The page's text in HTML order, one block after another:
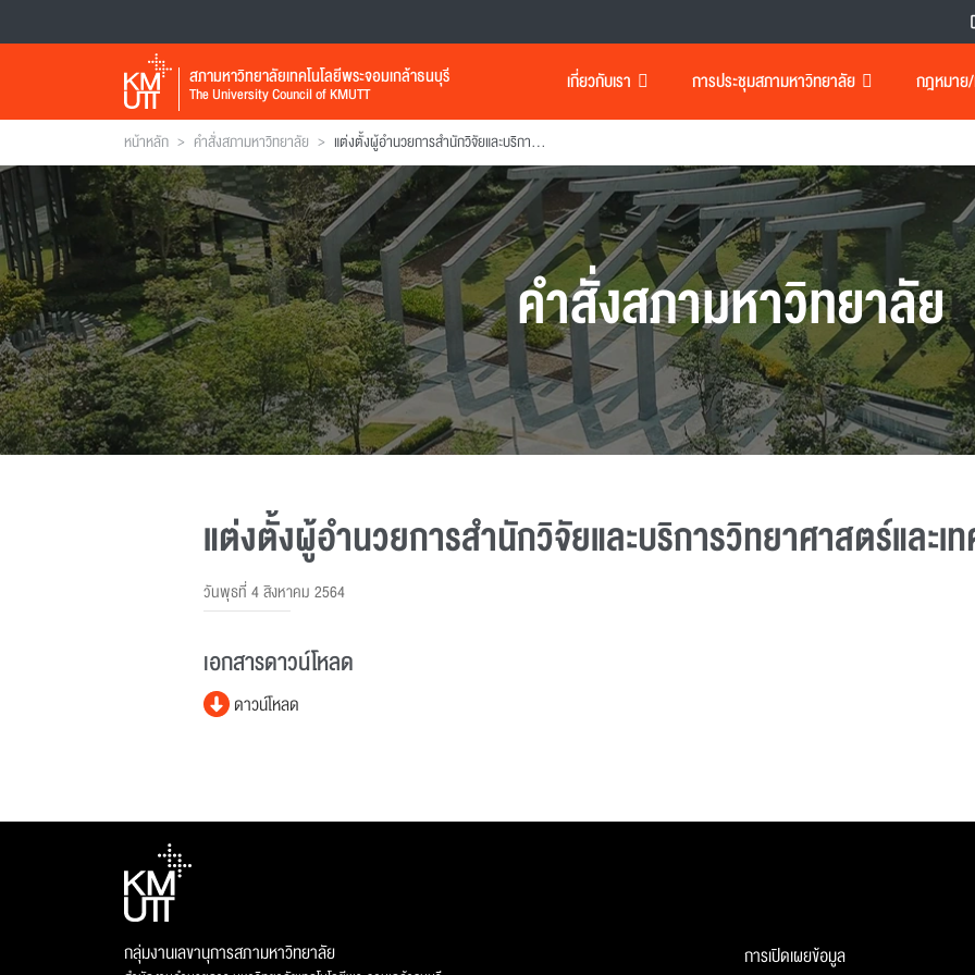
สภามหาวิทยาลัยเทคโนโลยีพระจอมเกล้าธนบุรี
The University Council of KMUTT เกี่ยวกับเรา การประชุมสภามหาวิทยาลัย กฎหมาย/
หน้าหลัก > คำสั่งสภามหาวิทยาลัย > แต่งตั้งผู้อำนวยการสำนักวิจัยและบริการวิทยาศาสตร์และเทคโนโลยี
คำสั่งสภามหาวิทยาลัย
แต่งตั้งผู้อำนวยการสำนักวิจัยและบริการวิทยาศาสตร์และเท
วันพุธที่ 4 สิงหาคม 2564
เอกสารดาวน์โหลด
ดาวน์โหลด
กลุ่มงานเลขานุการสภามหาวิทยาลัย การเปิดเผยข้อมูล